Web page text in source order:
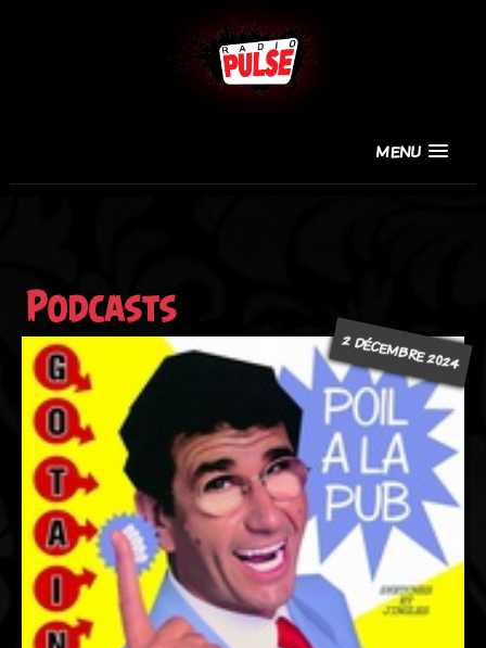
MENU
Podcasts
2 DÉCEMBRE 2024